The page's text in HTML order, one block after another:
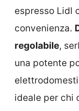
espresso Lidl
convenienza.
regolabile,
una potente
ideale per chi